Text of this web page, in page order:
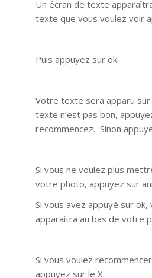
Un écran de texte
texte que vous voulez voir
Puis appuyez sur ok.
Votre texte sera apparu sur
texte n’est pas bon,
recommencez. Sinon
Si vous ne voulez plus
votre photo, appuyez sur
Si vous avez appuyé sur
apparaitra au bas de votre
Si vous voulez
appuyez sur le X.